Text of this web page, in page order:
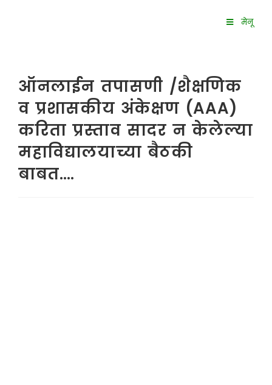
मेनू
ऑनलाईन तपासणी /शैक्षणिक
व प्रशासकीय अंकेक्षण (AAA)
करिता प्रस्ताव सादर न केलेल्या
महाविद्यालयाच्या बैठकी
बाबत….